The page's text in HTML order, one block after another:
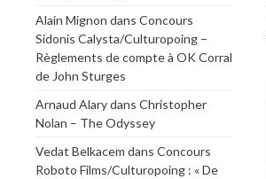
Alain Mignon dans Concours
Sidonis Calysta/Culturopoing –
Règlements de compte à OK Corral
de John Sturges
Arnaud Alarydans Christopher
Nolan – The Odyssey
Vedat Belkacem dans Concours
Roboto Films/Culturopoing : « De